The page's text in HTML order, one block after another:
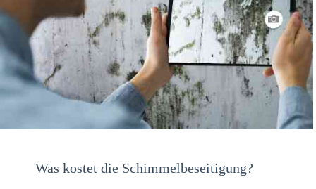
Was kostet die Schimmelbeseitigung?